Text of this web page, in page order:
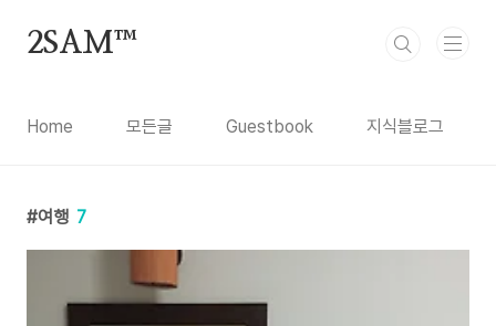
2SAM™
Home 모든글 Guestbook 지식블로그
여행 7